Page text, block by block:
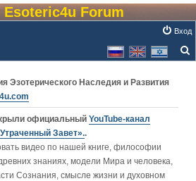
Forum
Вход
Эзотерического Наследия и Развития
официальный YouTube‑канал
Завет»..
видео по нашей книге, философии
знаниях, модели Мира и человека,
Сознания, смысле жизни и духовном